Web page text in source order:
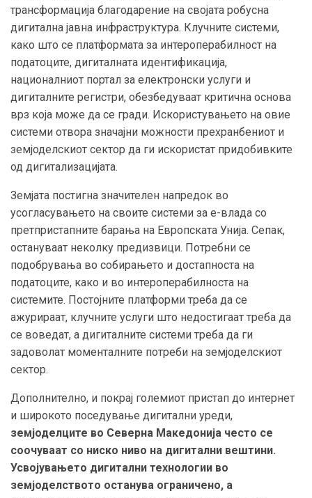
трансформација благодарение на својата робусна
дигитална јавна инфраструктура. Клучните системи,
како што се платформата за интероперабилност на
податоците, дигиталната идентификација,
националниот портал за електронски услуги и
дигиталните регистри, обезбедуваат критична основа
врз која може да се гради. Искористувањето на овие
системи отвора значајни можности прехранбениот и
земјоделскиот сектор да ги искористат придобивките
од дигитализацијата.
Земјата постигна значителен напредок во
усогласувањето на своите системи за е-влада со
претпристапните барања на Европската Унија. Сепак,
остануваат неколку предизвици. Потребни се
подобрувања во собирањето и достапноста на
податоците, како и во интероперабилноста на
системите. Постојните платформи треба да се
ажурираат, клучните услуги што недостигаат треба да
се воведат, а дигиталните системи треба да ги
задоволат моменталните потреби на земјоделскиот
сектор.
Дополнително, и покрај големиот пристап до интернет
и широкото поседување дигитални уреди,
земјоделците во Северна Македонија често се
соочуваат со ниско ниво на дигитални вештини.
Усвојувањето дигитални технологии во
земјоделството останува ограничено, а